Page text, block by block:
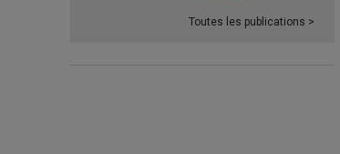
Toutes les publications >